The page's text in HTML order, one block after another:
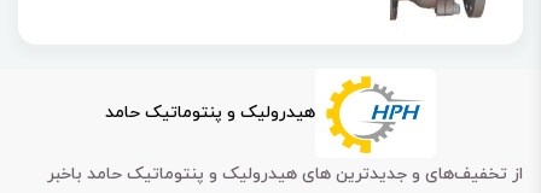
هیدرولیک و پنتوماتیک حامد
از تخفیف‌های و جدیدترین های هیدرولیک و پنتوماتیک حامد باخبر